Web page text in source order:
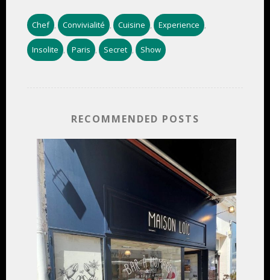
Chef , Convivialité , Cuisine , Experience ,
Insolite , Paris , Secret , Show
RECOMMENDED POSTS